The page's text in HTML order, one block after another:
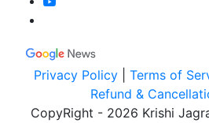
Privacy Policy Terms of
Refund &
CopyRight - 2026 Krishi